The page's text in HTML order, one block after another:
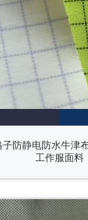
子防静电防水牛津
工作服面料